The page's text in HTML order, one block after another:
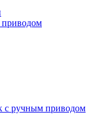
приводом
с ручным приводом